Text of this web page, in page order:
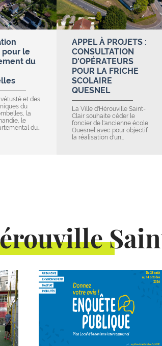
pour le
du
et des
du
la
le
du…
APPEL À PROJETS :
CONSULTATION
D'OPÉRATEURS
POUR LA FRICHE
SCOLAIRE
QUESNEL
La Ville d'Hérouville Saint-
Clair souhaite céder le
foncier de l'ancienne école
Quesnel avec pour objectif
la réalisation d'un…